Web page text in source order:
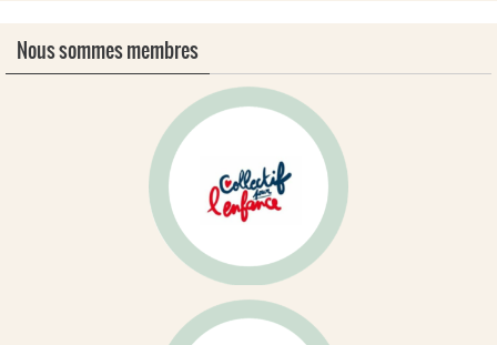
Nous sommes membres